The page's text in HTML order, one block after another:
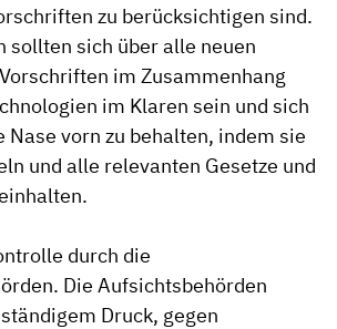
zu berücksichtigen sind.
sollten sich über alle neuen
im Zusammenhang
im Klaren sein und sich
Nase vorn zu behalten, indem sie
und alle relevanten Gesetze und
durch die
Die Aufsichtsbehörden
Druck, gegen